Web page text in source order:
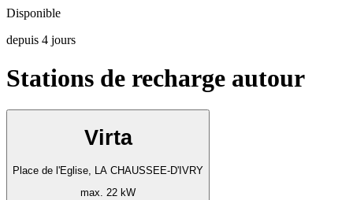
Disponible
depuis 4 jours
Stations de recharge autour
Virta
Place de l'Eglise, LA CHAUSSEE-D'IVRY
max. 22 kW